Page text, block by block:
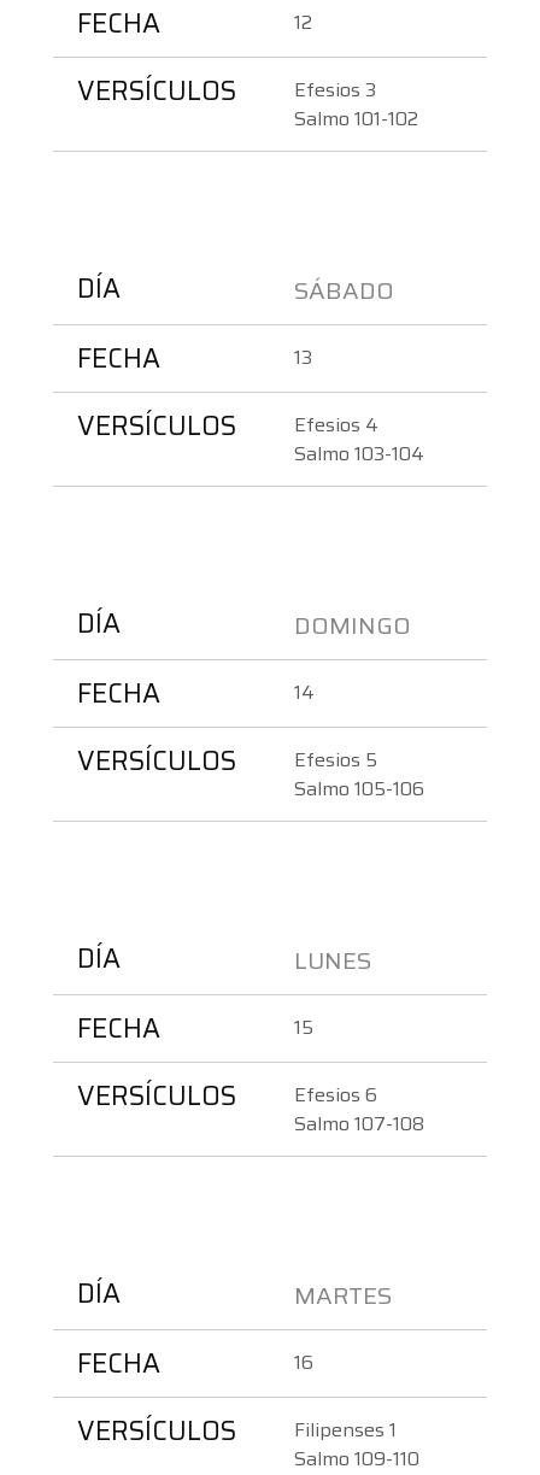
FECHA 12
VERSÍCULOS
Efesios 3
Salmo 101-102
DÍA SÁBADO
FECHA 13
VERSÍCULOS
Efesios 4
Salmo 103-104
DÍA DOMINGO
FECHA 14
VERSÍCULOS
Efesios 5
Salmo 105-106
DÍA LUNES
FECHA 15
VERSÍCULOS
Efesios 6
Salmo 107-108
DÍA MARTES
FECHA 16
VERSÍCULOS
Filipenses 1
Salmo 109-110